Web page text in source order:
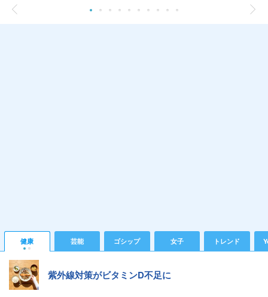
健康 芸能 ゴシップ 女子 トレンド
紫外線対策がビタミンD不足に